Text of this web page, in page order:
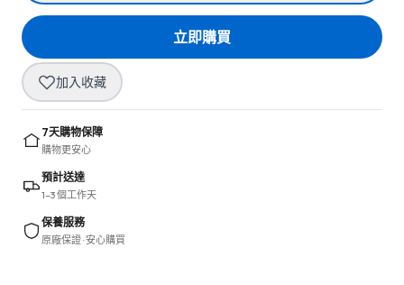
立即購買
加入收藏
7天購物保障
購物更安心
預計送達
1–3 個工作天
保養服務
原廠保證 · 安心購買